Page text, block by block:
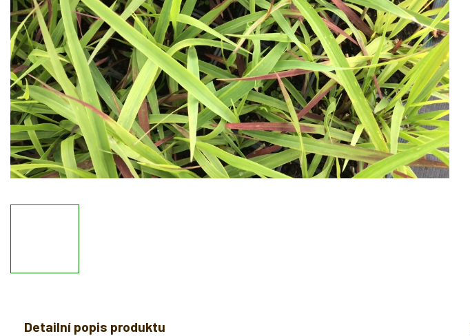
Detailní popis produktu